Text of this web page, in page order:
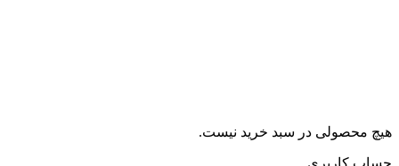
هیچ محصولی در سبد خرید نیست.
حساب کاربری